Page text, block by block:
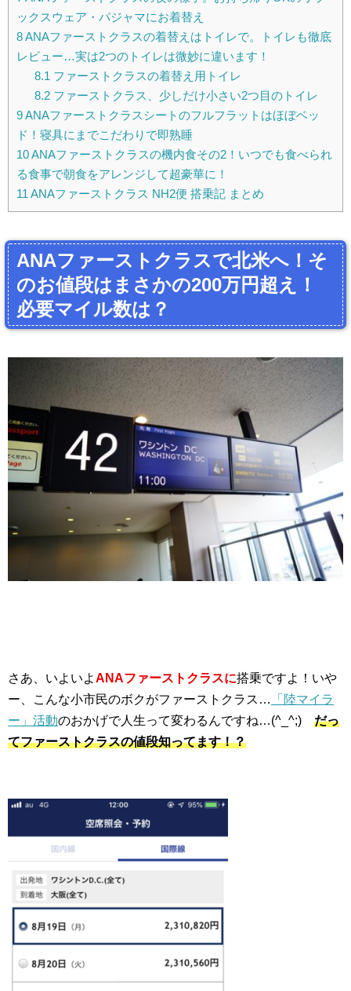
ックスウェア・パジャマにお着替え
8ANAファーストクラスの着替えはトイレで。トイレも徹底
レビュー…実は2つのトイレは微妙に違います！
8.1 ファーストクラスの着替え用トイレ
8.2ファーストクラス、少しだけ小さい2つ目のトイレ
9ANAファーストクラスシートのフルフラットはほぼベッ
ド！寝具にまでこだわりで即熟睡
10ANAファーストクラスの機内食その2！いつでも食べられ
る食事で朝食をアレンジして超豪華に！
11 ANAファーストクラス NH2便 搭乗記 まとめ
ANAファーストクラスで北米へ！そ
のお値段はまさかの200万円超え！
必要マイル数は？
さあ、いよいよANAファーストクラスに搭乗ですよ！いや
ー、こんな小市民のボクがファーストクラス…
「陸マイラ
ー」活動のおかげで人生って変わるんですね…(^_^;) だっ
てファーストクラスの値段知ってます！？